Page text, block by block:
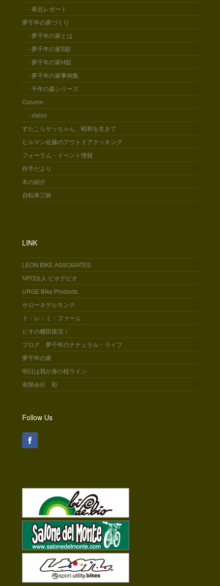
- 東北レポート
夢千年の家づくり
- 夢千年の家とは
- 夢千年の家S邸
- 夢千年の家H邸
- 夢千年の家事例集
- 千年の森シリーズ
Column
- vision
すたこらサッちゃん、昭和を生きて
ヒルマン佐藤のアウトドアクッキング
フォーラム・イベント情報
作手だより
本の紹介
自転車三昧
LINK
LEON BIKE ASSOSIATES
NPO法人 ビオデビオ
URGE Bike Products
サローネデルモンテ
ド・レ・ミ・ファーム
ビオの棚田復活！
ブログ 夢千年のナチュラル・ライフ
夢千年の家
明日は我が身の桜ライン
有限会社 彩
Follow Us